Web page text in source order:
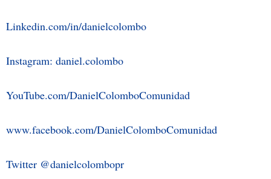
Linkedin.com/in/danielcolombo
Instagram: daniel.colombo
YouTube.com/DanielColomboComunidad
www.facebook.com/DanielColomboComunidad
Twitter @danielcolombopr